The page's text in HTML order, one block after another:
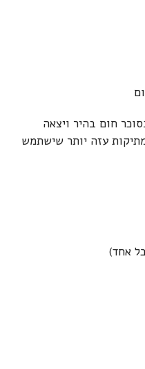
חום בהיר ויצאה
עזה יותר שישתמש